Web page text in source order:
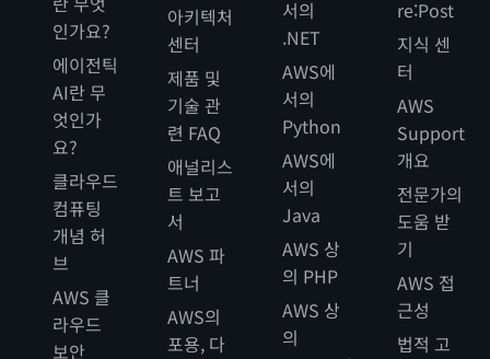
인가요?
에이전틱
AI란 무
엇인가
요?
클라우드
컴퓨팅
개념 허
브
AWS 클
라우드
보안
아키텍처
센터
제품 및
기술 관
련 FAQ
애널리스
트 보고
서
AWS 파
트너
AWS의
포용, 다
서의
.NET
AWS에
서의
Python
AWS에
서의
Java
AWS 상
의 PHP
AWS 상
의
re:Post
지식 센
터
AWS
Support
개요
전문가의
도움 받
기
AWS 접
근성
법적 고